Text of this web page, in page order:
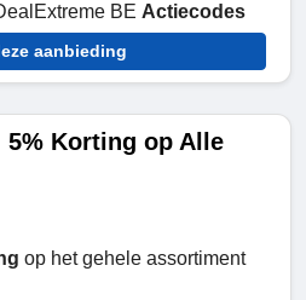
BE Actiecodes
aanbieding
5% Korting op Alle
op het gehele assortiment